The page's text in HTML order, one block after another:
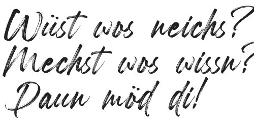
Wüst wos neichs?
Mechst wos wissn?
Daun möd di!